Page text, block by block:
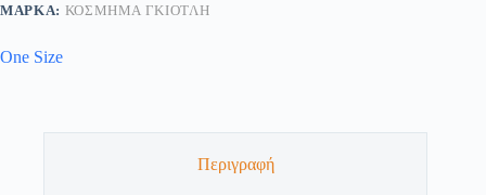
ΜΆΡΚΑ: ΚΟΣΜΗΜΑ ΓΚΙΟΤΛΗ
One Size
Περιγραφή